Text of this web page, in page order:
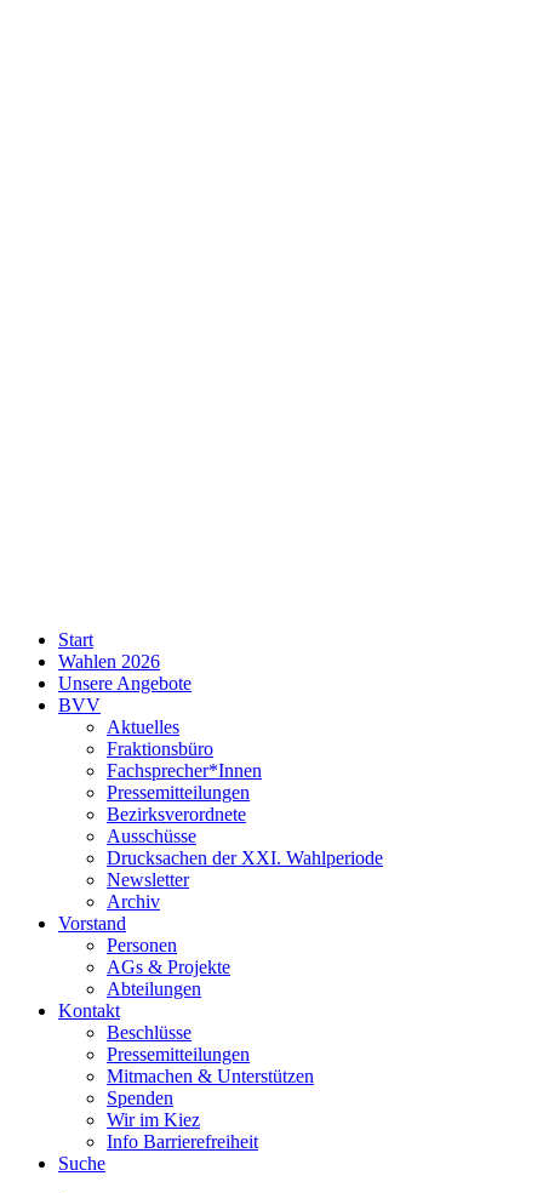
Neukölln
Start
Wahlen 2026
Unsere Angebote
BVV
Aktuelles
Fraktionsbüro
Fachsprecher*Innen
Pressemitteilungen
Bezirksverordnete
Ausschüsse
Drucksachen der XXI. Wahlperiode
Newsletter
Archiv
Vorstand
Personen
AGs & Projekte
Abteilungen
Kontakt
Beschlüsse
Pressemitteilungen
Mitmachen & Unterstützen
Spenden
Wir im Kiez
Info Barrierefreiheit
Suche